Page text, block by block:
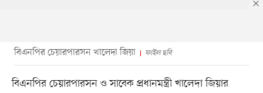
বিএনপির চেয়ারপারসন খালেদা জিয়া ফাইল ছবি
বিএনপির চেয়ারপারসন ও সাবেক প্রধানমন্ত্রী খালেদা জিয়ার